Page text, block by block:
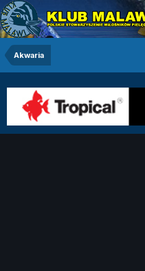
Akwaria